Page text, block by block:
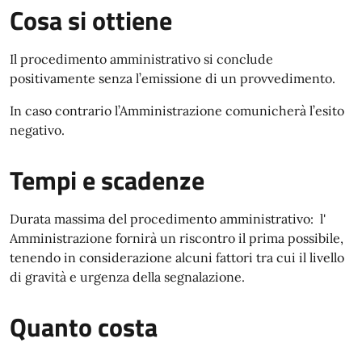
Cosa si ottiene
Il procedimento amministrativo si conclude
positivamente senza l’emissione di un provvedimento.
In caso contrario l’Amministrazione comunicherà l’esito
negativo.
Tempi e scadenze
Durata massima del procedimento amministrativo: l'
Amministrazione fornirà un riscontro il prima possibile,
tenendo in considerazione alcuni fattori tra cui il livello
di gravità e urgenza della segnalazione.
Quanto costa